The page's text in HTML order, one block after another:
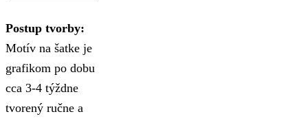
Postup tvorby:
Motív na šatke je
grafikom po dobu
cca 3-4 týždne
tvorený ručne a